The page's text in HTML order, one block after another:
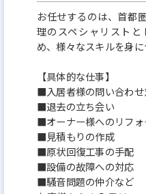
お任せするのは、首都
理のスペシャリスト
め、様々なスキルを身に
【具体的な仕事】
■入居者様の問い合わせ
■退去の立ち会い
■オーナー様へのリフ
■見積もりの作成
■原状回復工事の手配
■設備の故障への対応
■騒音問題の仲介など